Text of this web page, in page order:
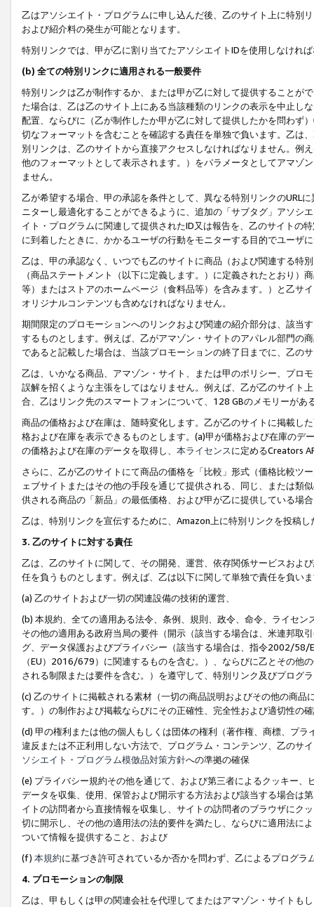
乙はアソシエイト・プログラムに申し込んだ後、乙のサイト上に特別
および紹介料の発生が可能となります。
特別リンクでは、甲が乙に割り当てたアソシエイトIDを使用しなけれ
(b) 全ての特別リンクに適用される一般要件
特別リンクは乙が制作するか、または甲が乙に対して提供することが
た場合は、乙は乙のサイト上にある当該種類のリンクの表示を中止し
配置、ならびに（乙が制作したか甲が乙に対して提供したかを問わず
切なフォーマットを含むことを確認する責任を単独で負います。乙は
別リンクは、乙のサイトから直接アクセスしなければなりません。例
他のフォーマットとして表示されます。）をパラメータとしてアマゾ
ません。
乙が希望する場合、甲の承認を条件として、異なる特別リンクのURL
ニターし最適化することができるように、追加の「サブタグ」アソシ
イト・プログラムに関連して提供されたID又は報告を、乙のサイトの
に到着したときに、かかるユーザの行動をモニターする目的でユーザ
乙は、甲の承認なく、いつでも乙のサイトに商品（および関連する特
（商品ステートメント（以下に定義します。）に定義されたとおり
等）またはストアのホームページ（食料品等）を含みます。）と乙サ
オリジナルコンテンツも含めなければなりません。
期間限定のプロモーションへのリンクおよび関連の紹介部分は、該当
するものとします。例えば、乙がアマゾン・サイトのアパレル部門の
であると記載した場合は、当該プロモーションの終了日までに、乙の
乙は、いかなる商品、アマゾン・サイト、または甲のポリシー、プロ
誤解を招くような主張をしてはなりません。例えば、乙が乙のサイト
合、乙はリンク先のスマートフォンについて、128 GBのメモリーがあ
商品の価格および在庫は、随時変化します。乙が乙のサイトに掲載し
格および在庫を表示できるものとします。(a)甲が価格および在庫の
の価格および在庫のデータを取得し、 本ライセンスに定めるCreators
さらに、乙が乙のサイトにて商品の価格を「比較」形式（価格比較ツ
ェブサイトまたはその他の手段を通じて提供される、同じ、または類
供される商品の「新品」の最低価格、および甲が乙に提供している場
乙は、特別リンクを宣伝するために、Amazon上に特別リンクを投稿
3. 乙のサイトに対する責任
乙は、乙のサイトに関して、その開発、運営、依存関係サービスおよ
任を負うものとします。例えば、乙は以下に関して単独で責任を負い
(a) 乙のサイトおよび一切の関連設備の技術的運営、
(b) 本規約、全ての適用ある法令、条例、規則、政令、命令、ライセ
その他の適用ある政府当局の要件（開示（該当する場合は、米連邦取
グ、データ保護およびプライバシー（該当する場合は、指令2002/58/
（EU）2016/679）に関連するものを含む。）、ならびに乙とその他
される制限または要件を含む。）を遵守して、特別リンク及びプログ
(c) 乙のサイトに掲載される素材（一切の商品説明およびその他の商
す。）の制作および掲載ならびにその正確性、完全性および適切性の
(d) 甲の権利または他の個人もしくは団体の権利（著作権、商標、プ
違反または不正利用しない方法で、プログラム・コンテンツ、乙のサ
ソシエイト・プログラム模倣品対策方針への準拠の確保
(e) プライバシー規約その他を通じて、および第三者によるクッキー
データを収集、使用、保管および開示する方法および該当する場合は
イトの訪問者から直接情報を収集し、サイトの訪問者のブラウザにク
切に開示し、その他の適用法の法的要件を満たし、ならびに適用法に
ついて情報を提供すること、および
(f) 本規約に基づき許可されているか否かを問わず、乙によるプログ
4. プロモーションの制限
乙は、甲もしくは甲の関連会社を代理してまたはアマゾン・サイトも